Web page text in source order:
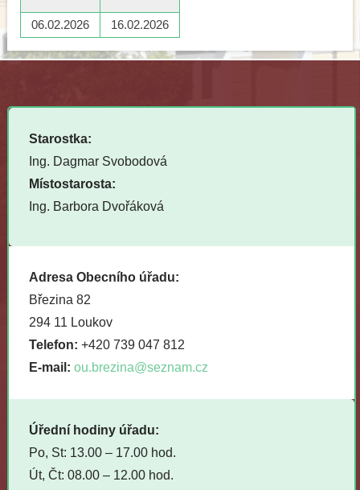
06.02.2026 16.02.2026
Starostka:
Ing. Dagmar Svobodová
Místostarosta:
Ing. Barbora Dvořáková
Adresa Obecního úřadu:
Březina 82
294 11 Loukov
Telefon: +420 739 047 812
E-mail: ou.brezina@seznam.cz
Úřední hodiny úřadu:
Po, St: 13.00 – 17.00 hod.
Út, Čt: 08.00 – 12.00 hod.